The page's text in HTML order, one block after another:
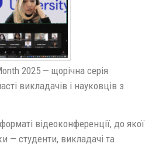
2025 — щорічна серія
викладачів і науковців з
відеоконференції, до якої
— студенти, викладачі та